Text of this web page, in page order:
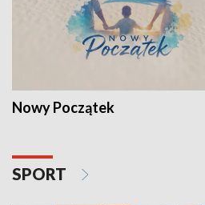
Nowy Początek
SPORT